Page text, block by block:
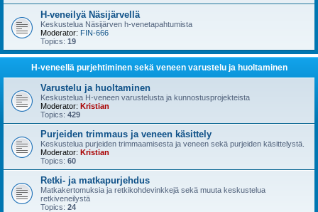
H-veneilyä Näsijärvellä
Keskustelua Näsijärven h-venetapahtumista
Moderator: FIN-666
Topics: 19
H-veneellä purjehtiminen sekä veneen varustelu ja huoltaminen
Varustelu ja huoltaminen
Keskustelua H-veneen varustelusta ja kunnostusprojekteista
Moderator: Kristian
Topics: 429
Purjeiden trimmaus ja veneen käsittely
Keskustelua purjeiden trimmaamisesta ja veneen sekä purjeiden käsittelystä.
Moderator: Kristian
Topics: 60
Retki- ja matkapurjehdus
Matkakertomuksia ja retkikohdevinkkejä sekä muuta keskustelua
retkiveneilystä
Topics: 24